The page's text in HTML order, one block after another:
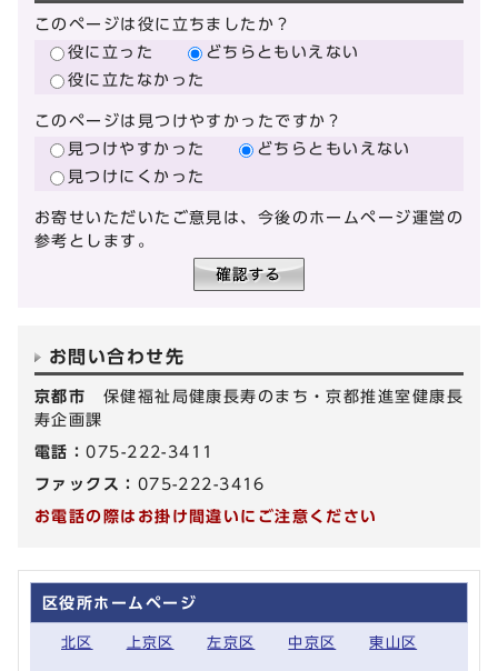
このページは役に立ちましたか？
役に立った
どちらともいえない
役に立たなかった
このページは見つけやすかったですか？
見つけやすかった
どちらともいえない
見つけにくかった
お寄せいただいたご意見は、今後のホームページ運営の
参考とします。
お問い合わせ先
京都市 保健福祉局健康長寿のまち・京都推進室健康長
寿企画課
電話：075-222-3411
ファックス： 075-222-3416
お電話の際はお掛け間違いにご注意ください
区役所ホームページ
北区 上京区 左京区 中京区 東山区